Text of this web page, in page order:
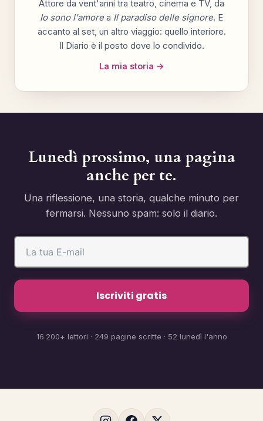
Attore da vent'anni tra teatro, cinema e TV, da
Io sono l'amorea Il paradiso delle signore. E
accanto al set, un altro viaggio: quello interiore.
Il Diario è il posto dove lo condivido.
La mia storia →
Lunedì prossimo, una pagina
anche per te.
Una riflessione, una storia, qualche minuto per
fermarsi. Nessuno spam: solo il diario.
Iscriviti gratis
16.200+ lettori · 249 pagine scritte · 52 lunedì l'anno